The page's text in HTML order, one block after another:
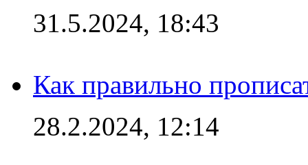
31.5.2024, 18:43
Как правильно
28.2.2024, 12:14